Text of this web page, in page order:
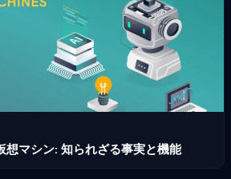
想マシン: 知られざる事実と機能